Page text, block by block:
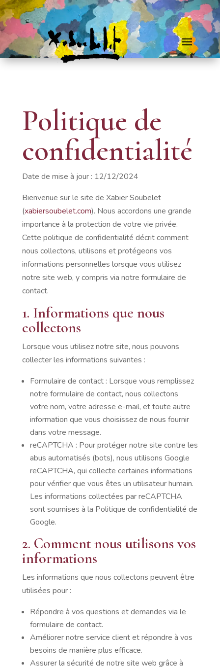
Politique de
confidentialité
Date de mise à jour : 12/12/2024
Bienvenue sur le site de Xabier Soubelet
(xabiersoubelet.com). Nous accordons une grande
importance à la protection de votre vie privée.
Cette politique de confidentialité décrit comment
nous collectons, utilisons et protégeons vos
informations personnelles lorsque vous utilisez
notre site web, y compris via notre formulaire de
contact.
1. Informations que nous
collectons
Lorsque vous utilisez notre site, nous pouvons
collecter les informations suivantes :
Formulaire de contact : Lorsque vous remplissez
notre formulaire de contact, nous collectons
votre nom, votre adresse e-mail, et toute autre
information que vous choisissez de nous fournir
dans votre message.
reCAPTCHA : Pour protéger notre site contre les
abus automatisés (bots), nous utilisons Google
reCAPTCHA, qui collecte certaines informations
pour vérifier que vous êtes un utilisateur humain.
Les informations collectées par reCAPTCHA
sont soumises à la Politique de confidentialité de
Google.
2. Comment nous utilisons vos
informations
Les informations que nous collectons peuvent être
utilisées pour :
Répondre à vos questions et demandes via le
formulaire de contact.
Améliorer notre service client et répondre à vos
besoins de manière plus efficace.
Assurer la sécurité de notre site web grâce à